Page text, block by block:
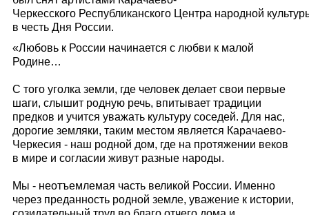
Черкесского Республиканского Центра народной
в честь Дня России.
«Любовь к России начинается с любви к малой
Родине…
С того уголка земли, где человек делает свои первые
шаги, слышит родную речь, впитывает традиции
предков и учится уважать культуру соседей. Для нас,
дорогие земляки, таким местом является Карачаево-
Черкесия - наш родной дом, где на протяжении веков
в мире и согласии живут разные народы.
Мы - неотъемлемая часть великой России. Именно
через преданность родной земле, уважение к истории,